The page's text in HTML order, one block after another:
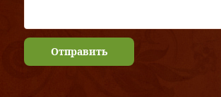
Отправить